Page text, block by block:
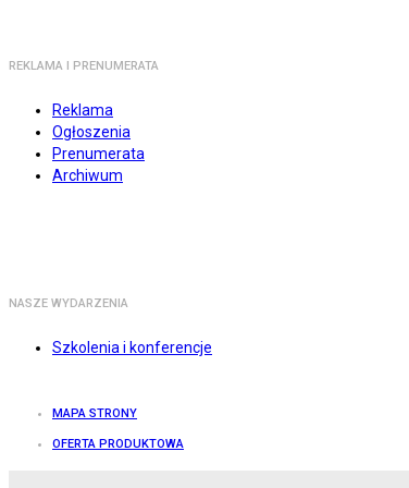
REKLAMA I PRENUMERATA
Reklama
Ogłoszenia
Prenumerata
Archiwum
NASZE WYDARZENIA
Szkolenia i konferencje
MAPA STRONY
OFERTA PRODUKTOWA